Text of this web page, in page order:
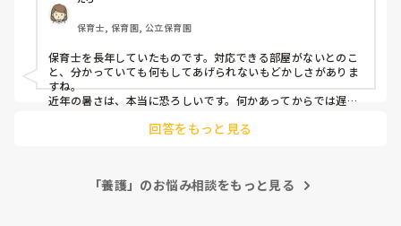
教えてください。
保育士, 保育園, 公立保育園
保育士を長年していたものです。対応できる部屋がないとのこ
と、分かっていても何もしてあげられないもどかしさがありま
すね。
近年の暑さは、本当に恐ろしいです。何かあってからでは遅い
幼稚園の他の先生方とは共有されていますか？
という案はいかがでしょう？
回答をもっと見る
「養護」のお悩み相談をもっと見る